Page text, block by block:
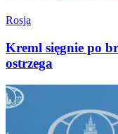
Rosja
Kreml sięgnie po
ostrzega